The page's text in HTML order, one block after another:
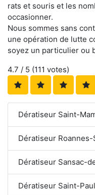
rats et souris et les
occasionner.
Nous sommes sans
une opération de lutte
soyez un particulier ou
4.7 / 5 (111 votes)
Dératiseur Saint-
Dératiseur
Dératiseur Sansac-
Dératiseur Saint-